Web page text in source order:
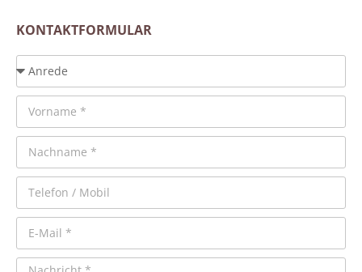
KONTAKTFORMULAR